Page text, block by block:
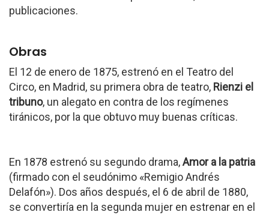
publicaciones.
Obras
El 12 de enero de 1875, estrenó en el Teatro del
Circo, en Madrid, su primera obra de teatro, Rienzi el
tribuno, un alegato en contra de los regímenes
tiránicos, por la que obtuvo muy buenas críticas.
En 1878 estrenó su segundo drama,Amor a la patria
(firmado con el seudónimo «Remigio Andrés
Delafón»). Dos años después, el 6 de abril de 1880,
se convertiría en la segunda mujer en estrenar en el